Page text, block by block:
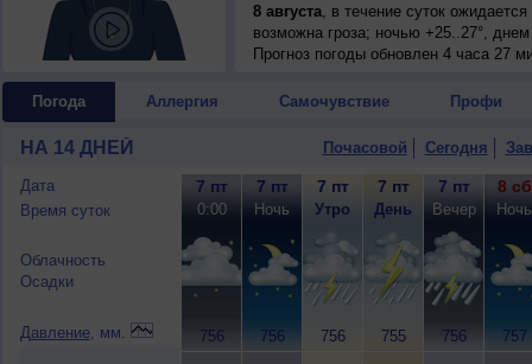
8 августа, в течение суток
возможна гроза; ночью +25..27°,
Прогноз погоды обновлен 4 часа 27
Погода Аллергия Самочувствие Профи
НА 14 ДНЕЙ Почасовой Сегодня
Дата
Время суток
Облачность
Осадки
Давление, мм.
7 пт
0:00
756
7 пт
Ночь
756
7 пт
Утро
756
7 пт
День
755
7 пт
Вечер
756
8 сб
Ночь
757